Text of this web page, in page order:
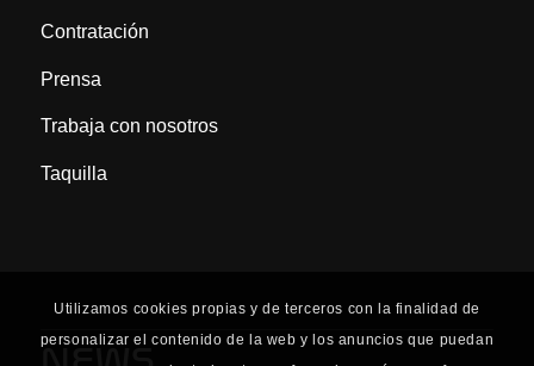
Contratación
Prensa
Trabaja con nosotros
Taquilla
Utilizamos cookies propias y de terceros con la finalidad de
personalizar el contenido de la web y los anuncios que puedan